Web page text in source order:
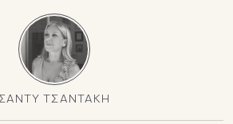
ΣΑΝΤΥ ΤΣΑΝΤΑΚΗ